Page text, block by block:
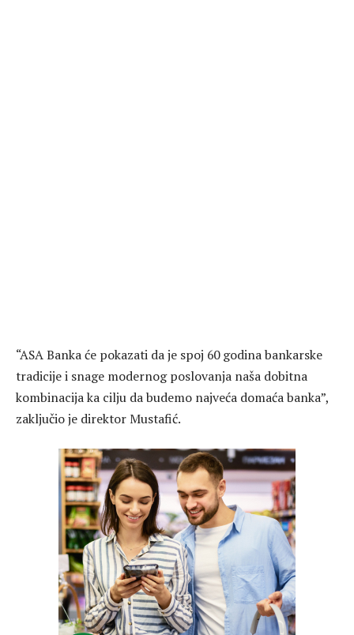
“ASA Banka će pokazati da je spoj 60 godina bankarske
tradicije i snage modernog poslovanja naša dobitna
kombinacija ka cilju da budemo najveća domaća banka”,
zaključio je direktor Mustafić.